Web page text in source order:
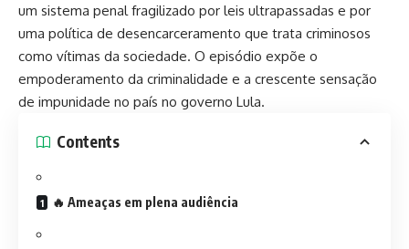
um sistema penal fragilizado por leis ultrapassadas e por
uma política de desencarceramento que trata criminosos
como vítimas da sociedade. O episódio expõe o
empoderamento da criminalidade e a crescente sensação
de impunidade no país no governo Lula.
Contents
🔥 Ameaças em plena audiência